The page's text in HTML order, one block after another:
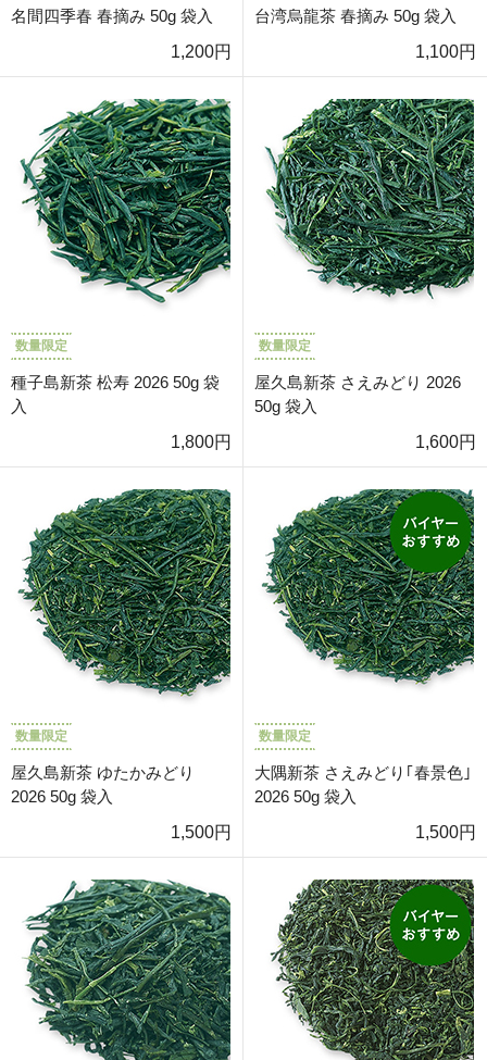
名間四季春 春摘み 50g 袋入
1,200円
台湾烏龍茶 春摘み 50g 袋入
1,100円
数量限定
種子島新茶 松寿 2026 50g 袋
入
1,800円
数量限定
屋久島新茶 さえみどり 2026
50g 袋入
1,600円
数量限定
屋久島新茶 ゆたかみどり
2026 50g 袋入
1,500円
数量限定
大隅新茶 さえみどり｢春景色｣
2026 50g 袋入
1,500円